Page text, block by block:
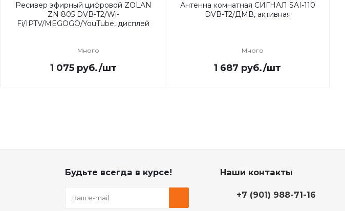
Ресивер эфирный цифровой ZOLAN
ZN 805 DVB-T2/Wi-
Fi/IPTV/MEGOGO/YouTube, дисплей
Много
1 075руб./шт
Антенна комнатная СИГНАЛ SAI-110
DVB-T2/ДМВ, активная
Много
1 687 руб./шт
Будьте всегда в курсе! Наши контакты
+7 (901) 988-71-16